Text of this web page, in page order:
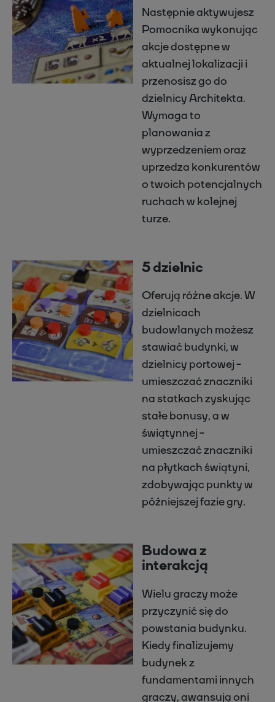
Następnie aktywujesz
Pomocnika wykonując
akcje dostępne w
aktualnej lokalizacji i
przenosisz go do
dzielnicy Architekta.
Wymaga to
planowania z
wyprzedzeniem oraz
uprzedza konkurentów
o twoich potencjalnych
ruchach w kolejnej
turze.
5 dzielnic
Oferują różne akcje. W
dzielnicach
budowlanych możesz
stawiać budynki, w
dzielnicy portowej -
umieszczać znaczniki
na statkach zyskując
stałe bonusy, a w
świątynnej -
umieszczać znaczniki
na płytkach świątyni,
zdobywając punkty w
późniejszej fazie gry.
Budowa z
interakcją
Wielu graczy może
przyczynić się do
powstania budynku.
Kiedy finalizujemy
budynek z
fundamentami innych
graczy, awansują oni